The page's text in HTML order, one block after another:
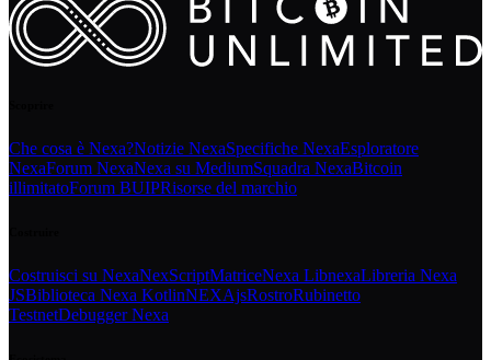
Che cosa è Nexa?Notizie NexaSpecifiche NexaEsploratore
NexaForum NexaNexa su MediumSquadra NexaBitcoin
illimitatoForum BUIPRisorse del marchio
Costruisci su NexaNexScriptMatriceNexa LibnexaLibreria Nexa
JSBiblioteca Nexa KotlinNEXAjsRostroRubinetto
TestnetDebugger Nexa